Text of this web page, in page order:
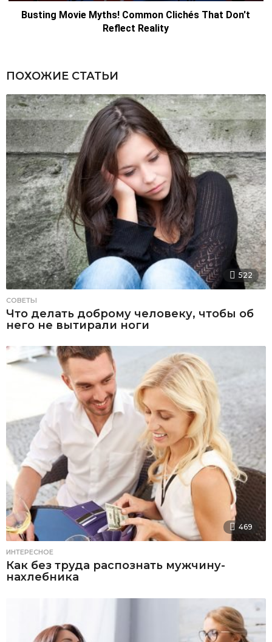
ПОХОЖИЕ СТАТЬИ
522
СОВЕТЫ
Что делать доброму человеку, чтобы об
него не вытирали ноги
469
ИНТЕРЕСНОЕ
Как без труда распознать мужчину-
нахлебника